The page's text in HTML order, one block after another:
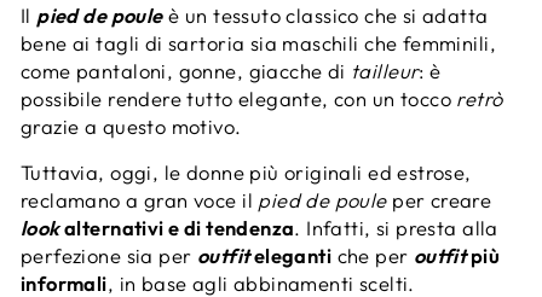
Il pied de pouleè un tessuto classico che si adatta
bene ai tagli di sartoria sia maschili che femminili,
come pantaloni, gonne, giacche di tailleur: è
possibile rendere tutto elegante, con un tocco retrò
grazie a questo motivo.
Tuttavia, oggi, le donne più originali ed estrose,
reclamano a gran voce il pied de pouleper creare
lookalternativi e di tendenza. Infatti, si presta alla
perfezione sia per outfiteleganti che per outfitpiù
informali, in base agli abbinamenti scelti.